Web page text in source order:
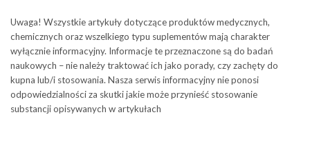
Uwaga! Wszystkie artykuły dotyczące produktów medycznych,
chemicznych oraz wszelkiego typu suplementów mają charakter
wyłącznie informacyjny. Informacje te przeznaczone są do badań
naukowych – nie należy traktować ich jako porady, czy zachęty do
kupna lub/i stosowania. Nasza serwis informacyjny nie ponosi
odpowiedzialności za skutki jakie może przynieść stosowanie
substancji opisywanych w artykułach